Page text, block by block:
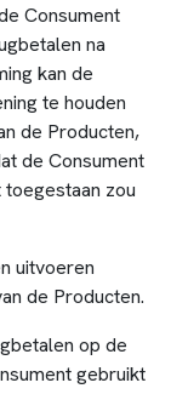
Consument
na
kan de
te houden
de Producten,
de Consument
zou
uitvoeren
de Producten.
op de
gebruikt